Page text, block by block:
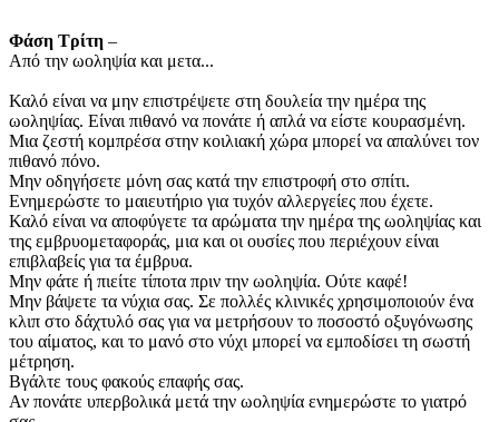
Φάση Τρίτη –
Από την ωοληψία και μετα...
Καλό είναι να μην επιστρέψετε στη δουλεία την ημέρα της
ωοληψίας. Είναι πιθανό να πονάτε ή απλά να είστε κουρασμένη.
Μια ζεστή κομπρέσα στην κοιλιακή χώρα μπορεί να απαλύνει τον
πιθανό πόνο.
Μην οδηγήσετε μόνη σας κατά την επιστροφή στο σπίτι.
Ενημερώστε το μαιευτήριο για τυχόν αλλεργείες που έχετε.
Καλό είναι να αποφύγετε τα αρώματα την ημέρα της ωοληψίας και
της εμβρυομεταφοράς, μια και οι ουσίες που περιέχουν είναι
επιβλαβείς για τα έμβρυα.
Μην φάτε ή πιείτε τίποτα πριν την ωοληψία. Ούτε καφέ!
Μην βάψετε τα νύχια σας. Σε πολλές κλινικές χρησιμοποιούν ένα
κλιπ στο δάχτυλό σας για να μετρήσουν το ποσοστό οξυγόνωσης
του αίματος, και το μανό στο νύχι μπορεί να εμποδίσει τη σωστή
μέτρηση.
Βγάλτε τους φακούς επαφής σας.
Αν πονάτε υπερβολικά μετά την ωοληψία ενημερώστε το γιατρό